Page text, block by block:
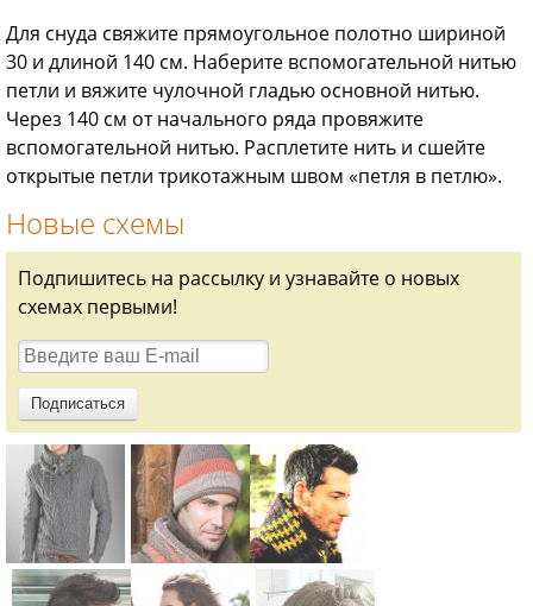
Для снуда свяжите прямоугольное полотно шириной
30 и длиной 140 см. Наберите вспомогательной нитью
петли и вяжите чулочной гладью основной нитью.
Через 140 см от начального ряда провяжите
вспомогательной нитью. Расплетите нить и сшейте
открытые петли трикотажным швом «петля в петлю».
Новые схемы
Подпишитесь на рассылку и узнавайте о новых
схемах первыми!